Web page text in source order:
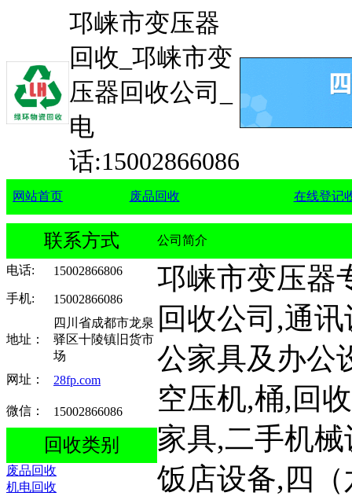
邛崃市变压器
回收_邛崃市变
压器回收公司_
电
话:15002866086
网站首页 废品回收 在线登记
联系方式
电话: 15002866806
手机: 15002866086
地址：
四川省成都市龙泉
驿区十陵镇旧货市
场
网址：
28fp.com
微信： 15002866086
回收类别
废品回收
机电回收
公司简介
邛崃市变压器
回收公司,通
公家具及办公
空压机,桶,回
家具,二手机
饭店设备,四